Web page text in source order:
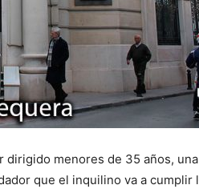
dirigido menores de 35 años, una
que el inquilino va a cumplir